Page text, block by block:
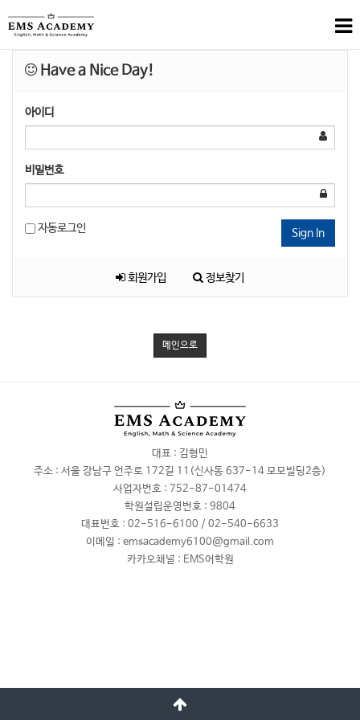
Have a Nice Day!
아이디
비밀번호
자동로그인 Sign In
회원가입 정보찾기
메인으로
대표 : 김형민
주소 : 서울 강남구 언주로 172길 11(신사동 637-14 모모빌딩2층)
사업자번호 : 752-87-01474
학원설립운영번호 : 9804
대표번호 : 02-516-6100 / 02-540-6633
이메일 : emsacademy6100@gmail.com
카카오채널 : EMS어학원